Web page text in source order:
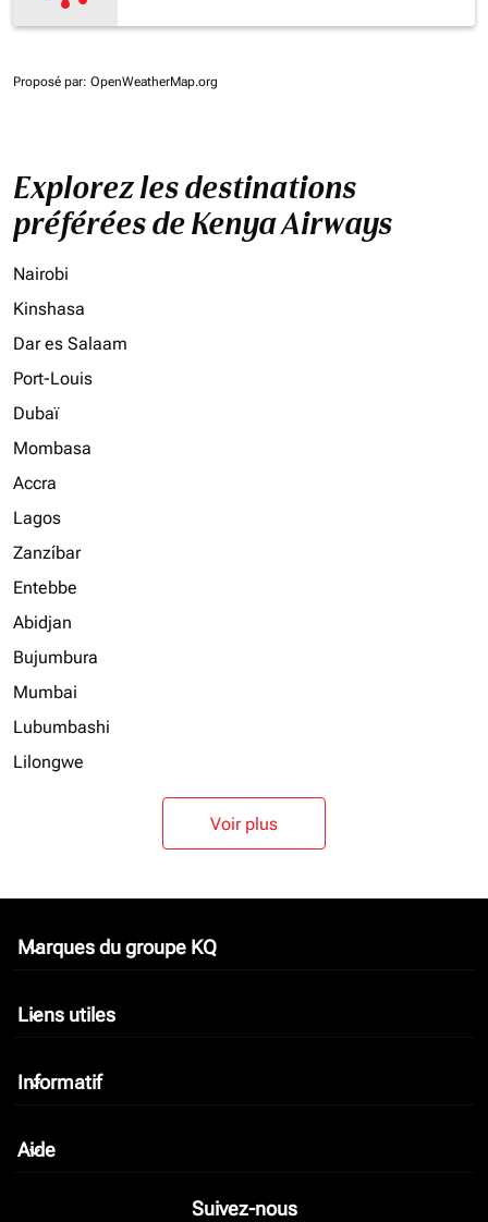
Proposé par: OpenWeatherMap.org
Explorez les destinations
préférées de Kenya Airways
Nairobi
Kinshasa
Dar es Salaam
Port-Louis
Dubaï
Mombasa
Accra
Lagos
Zanzíbar
Entebbe
Abidjan
Bujumbura
Mumbai
Lubumbashi
Lilongwe
Voir plus
Marques du groupe KQ
keyboard_arrow_down
Liens utiles
keyboard_arrow_down
Informatif
keyboard_arrow_down
Aide
keyboard_arrow_down
Suivez-nous